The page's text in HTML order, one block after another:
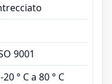
9001
° C a 80 ° C